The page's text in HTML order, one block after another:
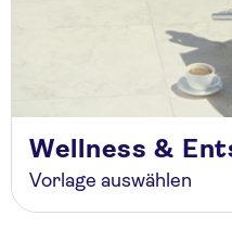
Wellness &
Vorlage auswählen